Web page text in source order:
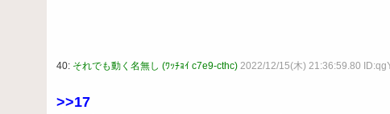
40: それでも動く名無し (ﾜｯﾁｮｲ c7e9-cthc) 2022/12/15(木) 21:36:59.80
>>17